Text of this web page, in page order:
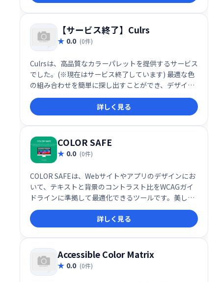
【サービス終了】Culrs
0.0 (0件)
Culrsは、高品質なカラーパレットを提供するサービス
でした。(※現在はサービス終了しています) 最適な色
の組み合わせを簡単に探し出すことができ、デザイン
制作の効率化に役立っていました。
詳しく見る
COLOR SAFE
0.0 (0件)
COLOR SAFEは、Webサイトやアプリのデザインにお
いて、テキストと背景のコントラスト比をWCAGガイ
ドラインに準拠して最適化できるツールです。美しく
使いやすいカラーパレットを提供し、アクセシビリテ
ィとデザイン性の両立を支援します。デザイナーの皆
様、COLOR SAFEで快適なデザインワークを実現しま
しょう。
詳しく見る
Accessible Color Matrix
0.0 (0件)